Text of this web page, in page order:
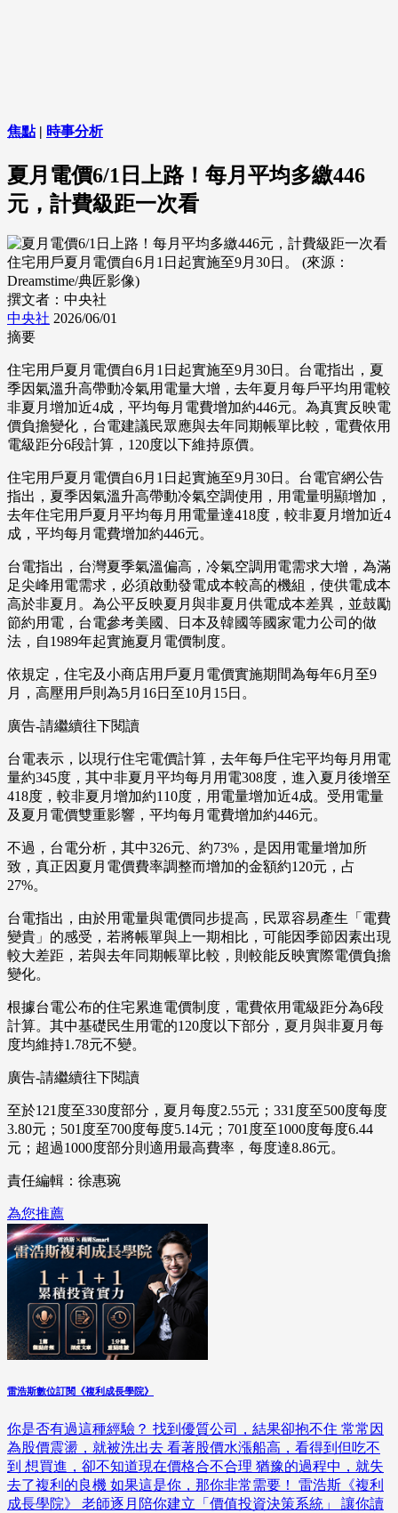
焦點| 時事分析
夏月電價6/1日上路！每月平均多繳446
元，計費級距一次看
住宅用戶夏月電價自6月1日起實施至9月30日。 (來源：
Dreamstime/典匠影像)
撰文者：中央社
中央社 2026/06/01
摘要
住宅用戶夏月電價自6月1日起實施至9月30日。台電指出，夏
季因氣溫升高帶動冷氣用電量大增，去年夏月每戶平均用電較
非夏月增加近4成，平均每月電費增加約446元。為真實反映電
價負擔變化，台電建議民眾應與去年同期帳單比較，電費依用
電級距分6段計算，120度以下維持原價。
住宅用戶夏月電價自6月1日起實施至9月30日。台電官網公告
指出，夏季因氣溫升高帶動冷氣空調使用，用電量明顯增加，
去年住宅用戶夏月平均每月用電量達418度，較非夏月增加近4
成，平均每月電費增加約446元。
台電指出，台灣夏季氣溫偏高，冷氣空調用電需求大增，為滿
足尖峰用電需求，必須啟動發電成本較高的機組，使供電成本
高於非夏月。為公平反映夏月與非夏月供電成本差異，並鼓勵
節約用電，台電參考美國、日本及韓國等國家電力公司的做
法，自1989年起實施夏月電價制度。
依規定，住宅及小商店用戶夏月電價實施期間為每年6月至9
月，高壓用戶則為5月16日至10月15日。
廣告-請繼續往下閱讀
台電表示，以現行住宅電價計算，去年每戶住宅平均每月用電
量約345度，其中非夏月平均每月用電308度，進入夏月後增至
418度，較非夏月增加約110度，用電量增加近4成。受用電量
及夏月電價雙重影響，平均每月電費增加約446元。
不過，台電分析，其中326元、約73%，是因用電量增加所
致，真正因夏月電價費率調整而增加的金額約120元，占
27%。
台電指出，由於用電量與電價同步提高，民眾容易產生「電費
變貴」的感受，若將帳單與上一期相比，可能因季節因素出現
較大差距，若與去年同期帳單比較，則較能反映實際電價負擔
變化。
根據台電公布的住宅累進電價制度，電費依用電級距分為6段
計算。其中基礎民生用電的120度以下部分，夏月與非夏月每
度均維持1.78元不變。
廣告-請繼續往下閱讀
至於121度至330度部分，夏月每度2.55元；331度至500度每度
3.80元；501度至700度每度5.14元；701度至1000度每度6.44
元；超過1000度部分則適用最高費率，每度達8.86元。
責任編輯：徐惠琬
為您推薦
雷浩斯數位訂閱《複利成長學院》
你是否有過這種經驗？ 找到優質公司，結果卻抱不住 常常因
為股價震盪，就被洗出去 看著股價水漲船高，看得到但吃不
到 想買進，卻不知道現在價格合不合理 猶豫的過程中，就失
去了複利的良機 如果這是你，那你非常需要！ 雷浩斯《複利
成長學院》 老師逐月陪你建立「價值投資決策系統」 讓你讀